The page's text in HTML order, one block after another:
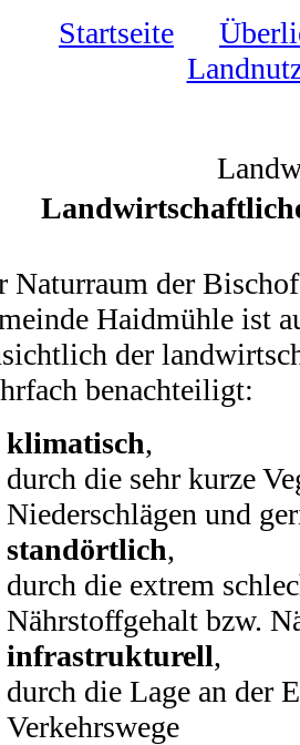
Startseite
Naturraum der
Haidmühle ist
der
benachteiligt:
klimatisch,
durch die sehr kurze
Niederschlägen und
standörtlich,
durch die extrem
Nährstoffgehalt bzw.
infrastrukturell,
durch die Lage an der
Verkehrswege